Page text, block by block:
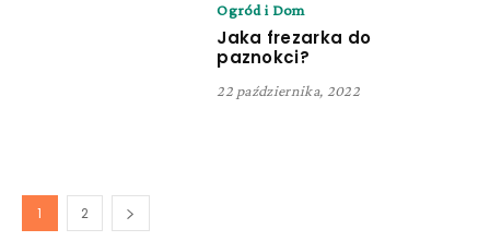
Ogród i Dom
Jaka frezarka do
paznokci?
22 października, 2022
1 2